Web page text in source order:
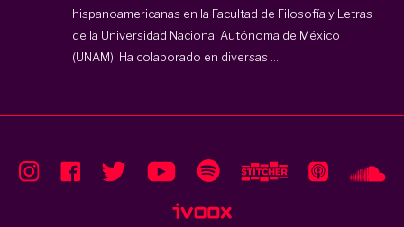
hispanoamericanas en la Facultad de Filosofía y Letras
de la Universidad Nacional Autónoma de México
(UNAM). Ha colaborado en diversas ...